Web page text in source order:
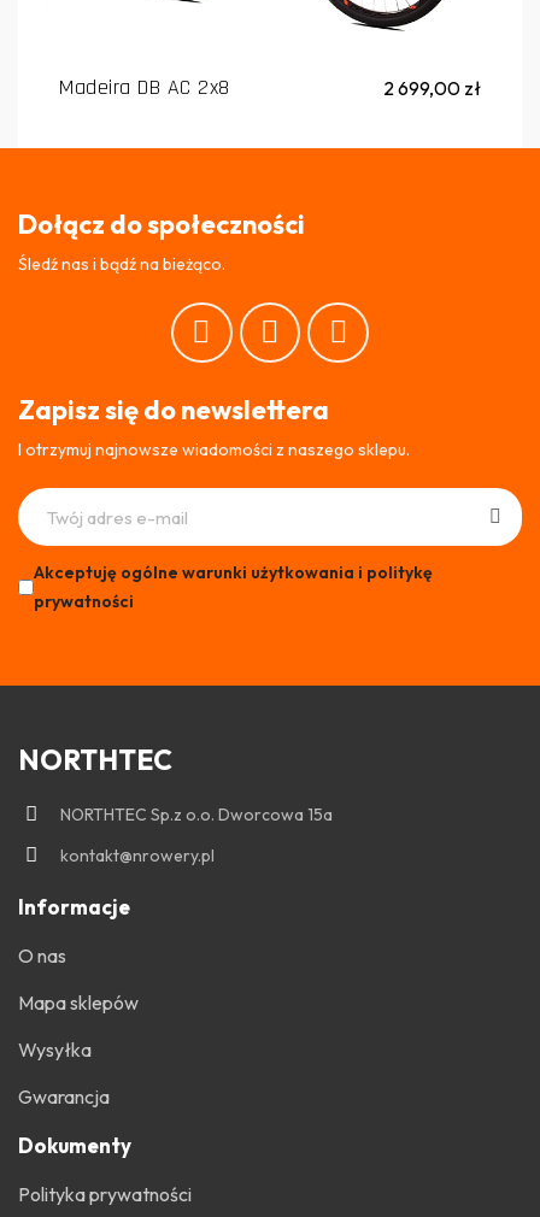
Madeira DB AC 2x8 2 699,00 zł
Dołącz do społeczności
Śledź nas i bądź na bieżąco.
Zapisz się do newslettera
I otrzymuj najnowsze wiadomości z naszego sklepu.
Akceptuję ogólne warunki użytkowania i politykę
prywatności
NORTHTEC
NORTHTEC Sp.z o.o. Dworcowa 15a
kontakt@nrowery.pl
Informacje
O nas
Mapa sklepów
Wysyłka
Gwarancja
Dokumenty
Polityka prywatności